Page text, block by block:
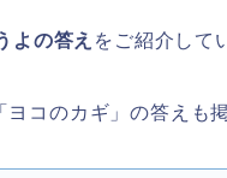
よの答え をご紹介して
ヨコのカギ」の答え